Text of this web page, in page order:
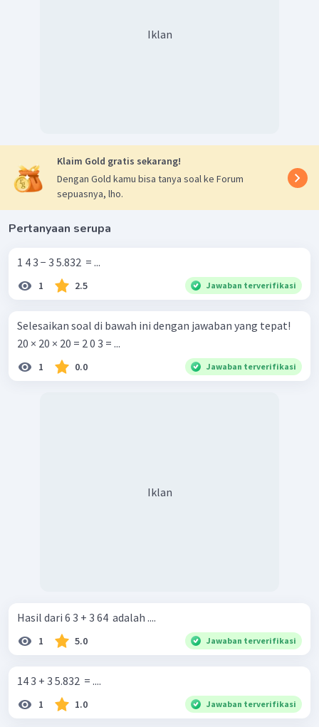
Iklan
Klaim Gold gratis sekarang!
Dengan Gold kamu bisa tanya soal ke Forum
sepuasnya, lho.
Pertanyaan serupa
1 4 3 − 3 5.832 ​ = ...
1 2.5 Jawaban terverifikasi
Selesaikan soal di bawah ini dengan jawaban yang tepat!
20 × 20 × 20 = 2 0 3 = ...
1 0.0 Jawaban terverifikasi
Iklan
Hasil dari 6 3 + 3 64 ​ adalah ....
1 5.0 Jawaban terverifikasi
14 3 + 3 5.832 ​ = ....
1 1.0 Jawaban terverifikasi